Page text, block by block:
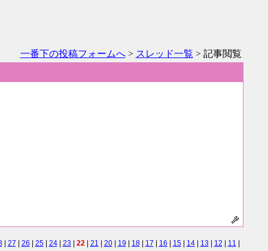
一番下の投稿フォームへ> スレッド一覧 > 記事閲覧
| 27 26 25| 24| 23 22| 21 20| 19 18| 17 16 15| 14| 13 12 11